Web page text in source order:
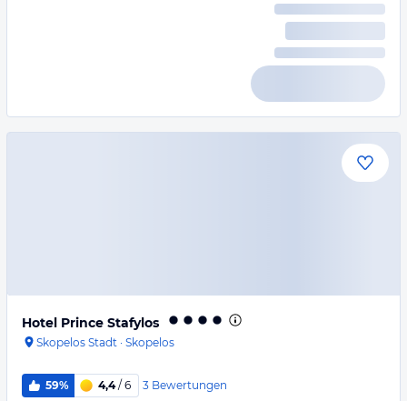
Hotel Prince Stafylos
Skopelos Stadt · Skopelos
59% 4,4/ 6 3 Bewertungen